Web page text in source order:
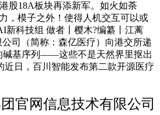
股18A板块再添新军。如火如荼
，模子之外！使得人机交互可以或
新科技组 做者丨樱木?编纂丨江蓠
司（简称：森亿医疗）向港交所递
碱基序列——这些不是天然界里抠出
日，百川智能发布第二款开源医疗
官网信息技术有限公司